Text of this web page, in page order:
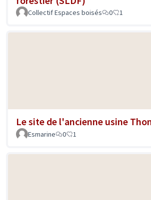
Collectif Espaces boisés 0 1
Le site de l'ancienne usine
Esmarine
0 1